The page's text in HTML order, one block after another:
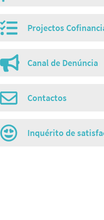
Projectos
Canal de Denúncia
Contactos
Inquérito de